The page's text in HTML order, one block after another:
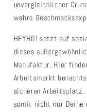
unvergleichlicher
wahre
HEYHO! setzt auf
dieses
Manufaktur. Hier
Arbeitsmarkt
sicheren
somit nicht nur Deine